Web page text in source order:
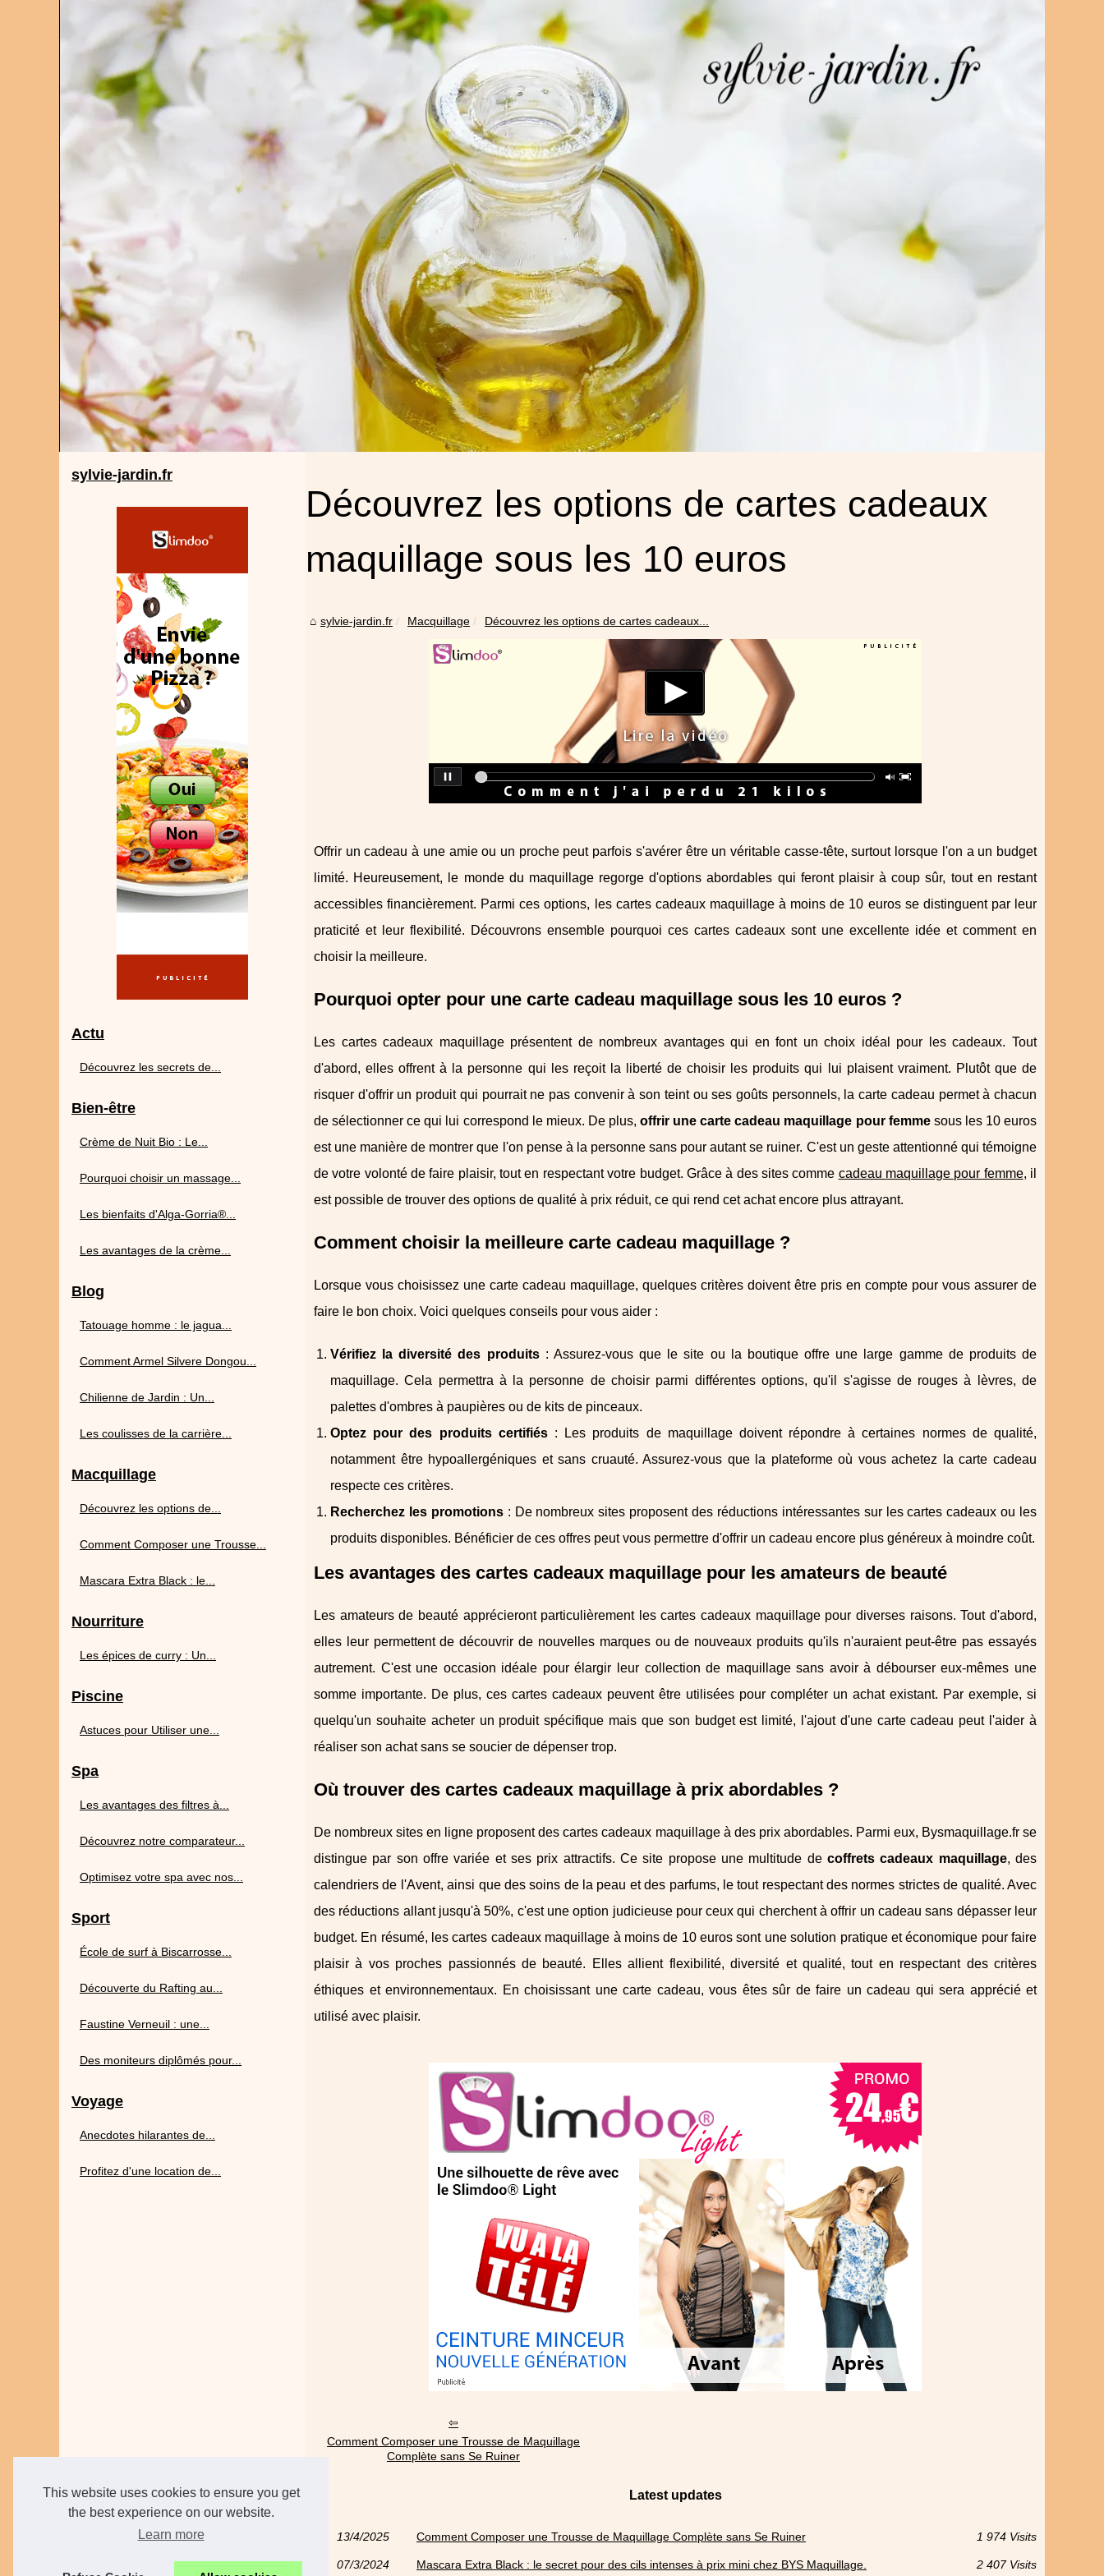
This website uses cookies to ensure you get
the best experience on our website.
Learn more
Découvrez les options de cartes cadeaux
maquillage sous les 10 euros
sylvie-jardin.fr Macquillage Découvrez les options de cartes cadeaux...
Offrir un cadeau à une amie ou un proche peut parfois s'avérer être un véritable casse-tête, surtout lorsque l'on a un budget
limité. Heureusement, le monde du maquillage regorge d'options abordables qui feront plaisir à coup sûr, tout en restant
accessibles financièrement. Parmi ces options, les cartes cadeaux maquillage à moins de 10 euros se distinguent par leur
praticité et leur flexibilité. Découvrons ensemble pourquoi ces cartes cadeaux sont une excellente idée et comment en
choisir la meilleure.
Pourquoi opter pour une carte cadeau maquillage sous les 10 euros ?
Les cartes cadeaux maquillage présentent de nombreux avantages qui en font un choix idéal pour les cadeaux. Tout
d'abord, elles offrent à la personne qui les reçoit la liberté de choisir les produits qui lui plaisent vraiment. Plutôt que de
risquer d'offrir un produit qui pourrait ne pas convenir à son teint ou ses goûts personnels, la carte cadeau permet à chacun
de sélectionner ce qui lui correspond le mieux. De plus, offrir une carte cadeau maquillage pour femmesous les 10 euros
est une manière de montrer que l'on pense à la personne sans pour autant se ruiner. C'est un geste attentionné qui témoigne
de votre volonté de faire plaisir, tout en respectant votre budget. Grâce à des sites comme cadeau maquillage pour femme, il
est possible de trouver des options de qualité à prix réduit, ce qui rend cet achat encore plus attrayant.
Comment choisir la meilleure carte cadeau maquillage ?
Lorsque vous choisissez une carte cadeau maquillage, quelques critères doivent être pris en compte pour vous assurer de
faire le bon choix. Voici quelques conseils pour vous aider :
Vérifiez la diversité des produits: Assurez-vous que le site ou la boutique offre une large gamme de produits de
maquillage. Cela permettra à la personne de choisir parmi différentes options, qu'il s'agisse de rouges à lèvres, de
palettes d'ombres à paupières ou de kits de pinceaux.
Optez pour des produits certifiés: Les produits de maquillage doivent répondre à certaines normes de qualité,
notamment être hypoallergéniques et sans cruauté. Assurez-vous que la plateforme où vous achetez la carte cadeau
respecte ces critères.
Recherchez les promotions: De nombreux sites proposent des réductions intéressantes sur les cartes cadeaux ou les
produits disponibles. Bénéficier de ces offres peut vous permettre d'offrir un cadeau encore plus généreux à moindre coût.
Les avantages des cartes cadeaux maquillage pour les amateurs de beauté
Les amateurs de beauté apprécieront particulièrement les cartes cadeaux maquillage pour diverses raisons. Tout d'abord,
elles leur permettent de découvrir de nouvelles marques ou de nouveaux produits qu'ils n'auraient peut-être pas essayés
autrement. C'est une occasion idéale pour élargir leur collection de maquillage sans avoir à débourser eux-mêmes une
somme importante. De plus, ces cartes cadeaux peuvent être utilisées pour compléter un achat existant. Par exemple, si
quelqu'un souhaite acheter un produit spécifique mais que son budget est limité, l'ajout d'une carte cadeau peut l'aider à
réaliser son achat sans se soucier de dépenser trop.
Où trouver des cartes cadeaux maquillage à prix abordables ?
De nombreux sites en ligne proposent des cartes cadeaux maquillage à des prix abordables. Parmi eux, Bysmaquillage.fr se
distingue par son offre variée et ses prix attractifs. Ce site propose une multitude de coffrets cadeaux maquillage, des
calendriers de l'Avent, ainsi que des soins de la peau et des parfums, le tout respectant des normes strictes de qualité. Avec
des réductions allant jusqu'à 50%, c'est une option judicieuse pour ceux qui cherchent à offrir un cadeau sans dépasser leur
budget. En résumé, les cartes cadeaux maquillage à moins de 10 euros sont une solution pratique et économique pour faire
plaisir à vos proches passionnés de beauté. Elles allient flexibilité, diversité et qualité, tout en respectant des critères
éthiques et environnementaux. En choisissant une carte cadeau, vous êtes sûr de faire un cadeau qui sera apprécié et
utilisé avec plaisir.
Comment Composer une Trousse de Maquillage
Complète sans Se Ruiner
Latest updates
13/4/2025 Comment Composer une Trousse de Maquillage Complète sans Se Ruiner 1 974 Visits
07/3/2024 Mascara Extra Black : le secret pour des cils intenses à prix mini chez BYS Maquillage. 2 407 Visits
sylvie-jardin.fr
Actu
Découvrez les secrets de...
Bien-être
Crème de Nuit Bio : Le...
Pourquoi choisir un massage...
Les bienfaits d'Alga-Gorria®...
Les avantages de la crème...
Blog
Tatouage homme : le jagua...
Comment Armel Silvere Dongou...
Chilienne de Jardin : Un...
Les coulisses de la carrière...
Macquillage
Découvrez les options de...
Comment Composer une Trousse...
Mascara Extra Black : le...
Nourriture
Les épices de curry : Un...
Piscine
Astuces pour Utiliser une...
Spa
Les avantages des filtres à...
Découvrez notre comparateur...
Optimisez votre spa avec nos...
Sport
École de surf à Biscarrosse...
Découverte du Rafting au...
Faustine Verneuil : une...
Des moniteurs diplômés pour...
Voyage
Anecdotes hilarantes de...
Profitez d'une location de...